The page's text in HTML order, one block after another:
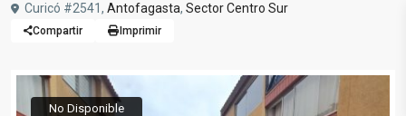
Curicó #2541, Antofagasta, Sector Centro Sur
Compartir Imprimir
No Disponible